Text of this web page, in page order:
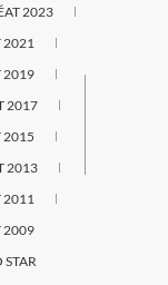
2023
2021
2019
2017
2015
2013
2011
2009
STAR